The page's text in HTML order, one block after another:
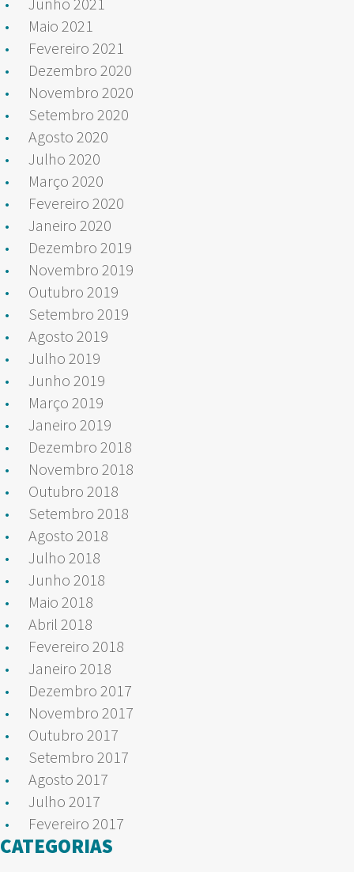
Maio 2021
Fevereiro 2021
Dezembro 2020
Novembro 2020
Setembro 2020
Agosto 2020
Julho 2020
Março 2020
Fevereiro 2020
Janeiro 2020
Dezembro 2019
Novembro 2019
Outubro 2019
Setembro 2019
Agosto 2019
Julho 2019
Junho 2019
Março 2019
Janeiro 2019
Dezembro 2018
Novembro 2018
Outubro 2018
Setembro 2018
Agosto 2018
Julho 2018
Junho 2018
Maio 2018
Abril 2018
Fevereiro 2018
Janeiro 2018
Dezembro 2017
Novembro 2017
Outubro 2017
Setembro 2017
Agosto 2017
Julho 2017
Fevereiro 2017
CATEGORIAS